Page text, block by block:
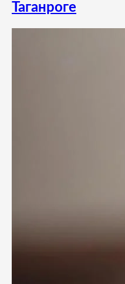
Таганроге